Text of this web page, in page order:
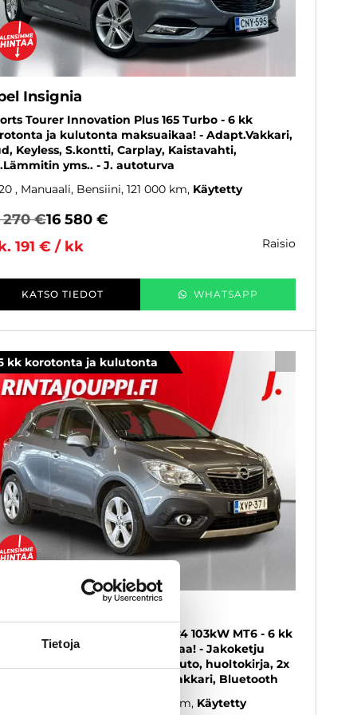
Tietoja
Insignia
Tourer Innovation Plus 165 Turbo - 6 kk
ja kulutonta maksuaikaa! - Adapt.Vakkari,
Keyless, S.kontti, Carplay, Kaistavahti,
yms.. - J. autoturva
, Manuaali, Bensiini, 121 000 km Käytetty
270 €16 580 €
191 € / kk
raisio
KATSO TIEDOT WHATSAPP
kk korotonta ja kulutonta
ov Enjoy 1,4 Turbo Start/Stop 4x4 103kW MT6 - 6 kk
ja kulutonta maksuaikaa! - Jakoketju
2.omistajalta, Suomi-auto, huoltokirja, 2x
2x vanteet, Metalliväri, Vakkari, Bluetooth
, Manuaali, Bensiini, 204 000 km Käytetty